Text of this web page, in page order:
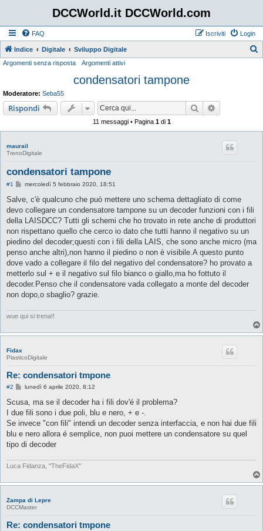
DCCWorld.it DCCWorld.com
FAQ Login
Iscriviti
Indice Digitale Sviluppo Digitale
Argomenti senza risposta Argomenti attivi
condensatori tampone
Moderatore: Seba55
Rispondi Cerca
11 messaggi • Pagina 1di 1
maurail
TrenoDigitale
condensatori tampone
#1
M
s
a
g
i
o
mercoledì 5 febbraio 2020, 18:51
Salve, c'è qualcuno che può mettere uno schema dettagliato di come
devo collegare un condensatore tampone su un decoder funzioni con i fili
della LAISDCC? Tutti gli schemi che ho trovato in rete anche di produttori
non rispettano quello che cerco io dato che tutti hanno il negativo su un
piedino del decoder;questi con i fili della LAIS, che sono anche micro (ma
penso anche altri),non hanno il piedino o non è visibile.A questo punto
dove vado a collegare il filo del negativo del condensatore? ho provato a
metterlo sul + e il negativo sul filo bianco o giallo,ma ho fottuto il
decoder.Penso che il condensatore vada collegato a monte del decoder
non dopo,o sbaglio? grazie.
wue qui si trena!!
Fidax
PlasticoDigitale
Re: condensatori tmpone
#2
M
s
a
g
i
o
lunedì 6 aprile 2020, 8:12
Scusa, ma se il decoder ha i fili dov'é il problema?
I due fili sono i due poli, blu e nero, + e -.
Se invece "con fili" intendi un decoder senza interfaccia, e non hai due fili
blu e nero allora é semplice, non puoi mettere un condensatore su quel
tipo di decoder
Luca Fidanza, "TheFidaX"
Zampa di Lepre
DCCMaster
Re: condensatori tmpone